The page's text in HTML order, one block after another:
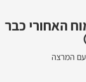
האחורי כבר
עם המרצה